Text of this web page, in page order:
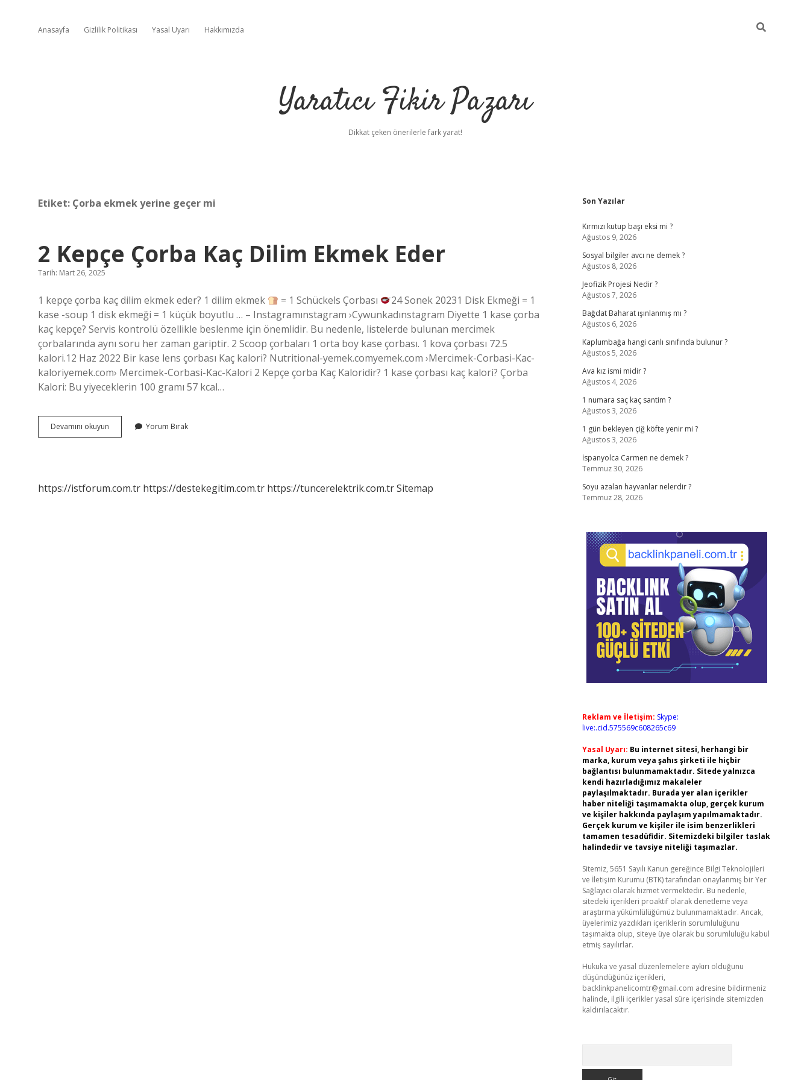
Anasayfa Gizlilik Politikası Yasal Uyarı Hakkımızda
Yaratıcı Fikir Pazarı
Dikkat çeken önerilerle fark yarat!
Etiket: Çorba ekmek yerine geçer mi
2 Kepçe Çorba Kaç Dilim Ekmek Eder
Tarih: Mart 26, 2025
1 kepçe çorba kaç dilim ekmek eder? 1 dilim ekmek = 1 Schückels Çorbası
24 Sonek 20231 Disk Ekmeği = 1
kase -soup 1 disk ekmeği = 1 küçük boyutlu … – Instagramınstagram ›Cywunkadınstagram Diyette 1 kase çorba
kaç kepçe? Servis kontrolü özellikle beslenme için önemlidir. Bu nedenle, listelerde bulunan mercimek
çorbalarında aynı soru her zaman gariptir. 2 Scoop çorbaları 1 orta boy kase çorbası. 1 kova çorbası 72.5
kalori.12 Haz 2022 Bir kase lens çorbası Kaç kalori? Nutritional-yemek.comyemek.com ›Mercimek-Corbasi-Kac-
kaloriyemek.com› Mercimek-Corbasi-Kac-Kalori 2 Kepçe çorba Kaç Kaloridir? 1 kase çorbası kaç kalori? Çorba
Kalori: Bu yiyeceklerin 100 gramı 57 kcal…
Devamını okuyun
Kepçe
Eder
Yorum Bırak
https://istforum.com.tr https://destekegitim.com.tr https://tuncerelektrik.com.trSitemap
Sidebar
Son Yazılar
Kırmızı kutup başı eksi mi ?
Ağustos 9, 2026
Sosyal bilgiler avcı ne demek ?
Ağustos 8, 2026
Jeofizik Projesi Nedir ?
Ağustos 7, 2026
Bağdat Baharat ışınlanmış mı ?
Ağustos 6, 2026
Kaplumbağa hangi canlı sınıfında bulunur ?
Ağustos 5, 2026
Ava kız ismi midir ?
Ağustos 4, 2026
1 numara saç kaç santim ?
Ağustos 3, 2026
1 gün bekleyen çiğ köfte yenir mi ?
Ağustos 3, 2026
İspanyolca Carmen ne demek ?
Temmuz 30, 2026
Soyu azalan hayvanlar nelerdir ?
Temmuz 28, 2026
Reklam ve İletişim: Skype:
live:.cid.575569c608265c69
Yasal Uyarı: Bu internet sitesi, herhangi bir
marka, kurum veya şahıs şirketi ile hiçbir
bağlantısı bulunmamaktadır. Sitede yalnızca
kendi hazırladığımız makaleler
paylaşılmaktadır. Burada yer alan içerikler
haber niteliği taşımamakta olup, gerçek kurum
ve kişiler hakkında paylaşım yapılmamaktadır.
Gerçek kurum ve kişiler ile isim benzerlikleri
tamamen tesadüfidir. Sitemizdeki bilgiler taslak
halindedir ve tavsiye niteliği taşımazlar.
Sitemiz, 5651 Sayılı Kanun gereğince Bilgi Teknolojileri
ve İletişim Kurumu (BTK) tarafından onaylanmış bir Yer
Sağlayıcı olarak hizmet vermektedir. Bu nedenle,
sitedeki içerikleri proaktif olarak denetleme veya
araştırma yükümlülüğümüz bulunmamaktadır. Ancak,
üyelerimiz yazdıkları içeriklerin sorumluluğunu
taşımakta olup, siteye üye olarak bu sorumluluğu kabul
etmiş sayılırlar.
Hukuka ve yasal düzenlemelere aykırı olduğunu
düşündüğünüz içerikleri,
backlinkpanelicomtr@gmail.com adresine bildirmeniz
halinde, ilgili içerikler yasal süre içerisinde sitemizden
kaldırılacaktır.
grandoperabet giriş